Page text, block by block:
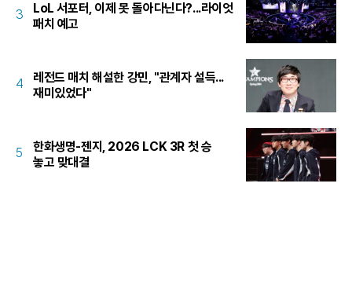
3
LoL 서포터, 이제 못 돌아다닌다?...라이엇
패치 예고
4
레전드 매치 해설한 강민, "관계자 설득...
재미있었다"
5
한화생명-젠지, 2026 LCK 3R 첫 승
놓고 맞대결